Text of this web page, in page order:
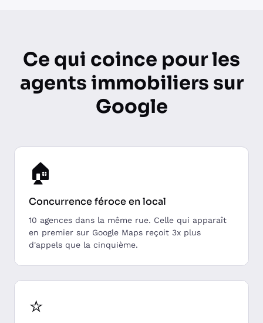
Ce qui coince pour les
agents immobiliers sur
Google
🏠
Concurrence féroce en local
10 agences dans la même rue. Celle qui apparaît
en premier sur Google Maps reçoit 3x plus
d'appels que la cinquième.
⭐